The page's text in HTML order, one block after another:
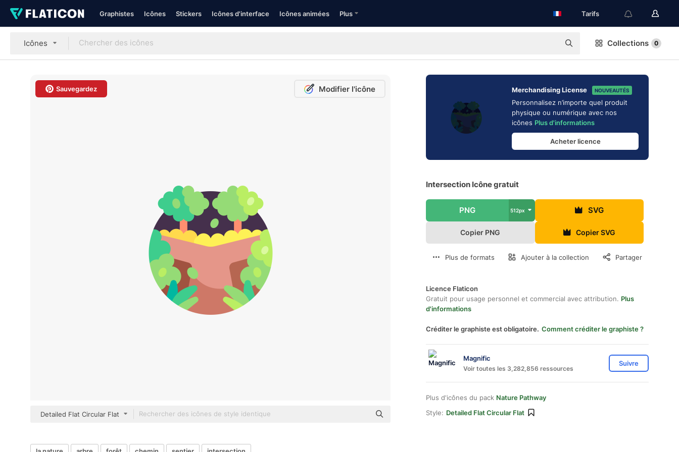
Graphistes Icônes Stickers Icônes d'interface Icônes animées Plus Tarifs
Icônes Collections 0
Sauvegardez Modifier l'icône
Detailed Flat Circular Flat
Merchandising License NOUVEAUTÉS
Personnalisez n’importe quel produit
physique ou numérique avec nos
icônes Plus d'informations
Acheter licence
Intersection Icône gratuit
PNG 512px SVG
Copier PNG Copier SVG
Plus de formats Ajouter à la collection Partager
Licence Flaticon
Gratuit pour usage personnel et commercial avec attribution. Plus
d'informations
Créditer le graphiste est obligatoire. Comment créditer le graphiste ?
Magnific
Voir toutes les 3,282,856 ressources
Suivre
Plus d'icônes du pack Nature Pathway
Style: Detailed Flat Circular Flat